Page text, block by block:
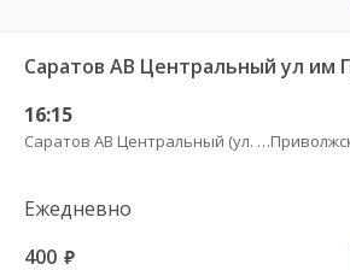
16:15
Саратов АВ Центральный (ул. им. Пугачева, 179 А)
Ежедневно
400 руб.